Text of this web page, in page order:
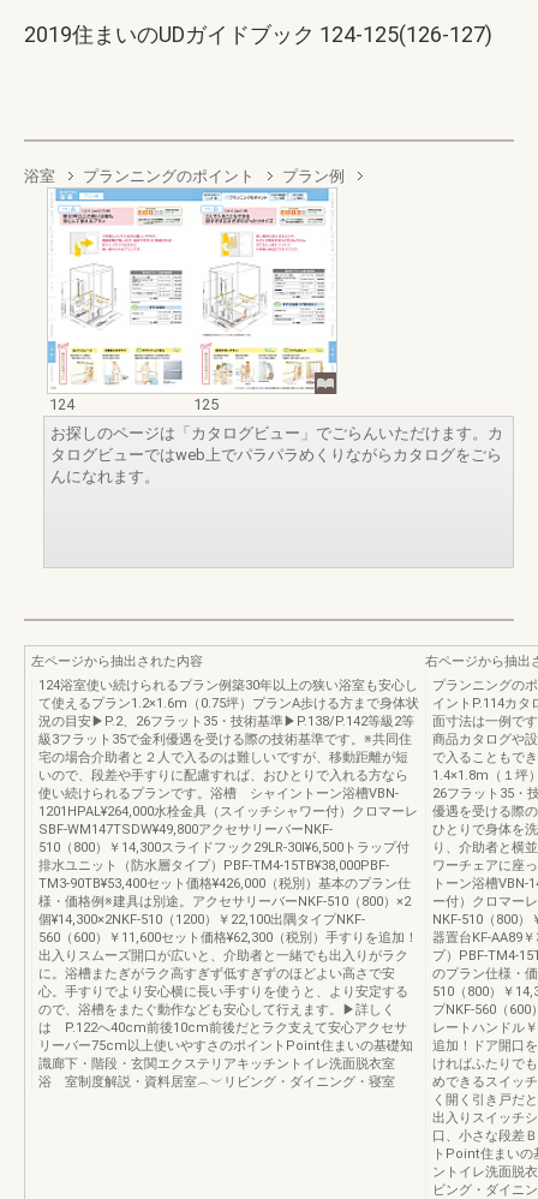
2019住まいのUDガイドブック 124-125(126-127)
浴室 プランニングのポイント プラン例
124
125
お探しのページは「カタログビュー」でごらんいただけます。カ
タログビューではweb上でパラパラめくりながらカタログをごら
んになれます。
左ページから抽出された内容
124浴室使い続けられるプラン例築30年以上の狭い浴室も安心し
て使えるプラン1.2×1.6m（0.75坪）プランA歩ける方まで身体状
況の目安▶P.2、26フラット35・技術基準▶P.138/P.142等級2等
級3フラット35で金利優遇を受ける際の技術基準です。※共同住
宅の場合介助者と２人で入るのは難しいですが、移動距離が短
いので、段差や手すりに配慮すれば、おひとりで入れる方なら
使い続けられるプランです。浴槽 シャイントーン浴槽VBN-
1201HPAL¥264,000水栓金具（スイッチシャワー付）クロマーレ
SBF-WM147TSDW¥49,800アクセサリーバーNKF-
510（800）￥14,300スライドフック29LR-30Ⅰ¥6,500トラップ付
排水ユニット（防水層タイプ）PBF-TM4-15TB¥38,000PBF-
TM3-90TB¥53,400セット価格¥426,000（税別）基本のプラン仕
様・価格例※建具は別途。アクセサリーバーNKF-510（800）×2
個¥14,300×2NKF-510（1200）￥22,100出隅タイプNKF-
560（600）￥11,600セット価格¥62,300（税別）手すりを追加！
出入りスムーズ開口が広いと、介助者と一緒でも出入りがラク
に。浴槽またぎがラク高すぎず低すぎずのほどよい高さで安
心。手すりでより安心横に長い手すりを使うと、より安定する
ので、浴槽をまたぐ動作なども安心して行えます。▶詳しく
は P.122へ40cm前後10cm前後だとラク支えて安心アクセサ
リーバー75cm以上使いやすさのポイントPoint住まいの基礎知
識廊下・階段・玄関エクステリアキッチントイレ洗面脱衣室
浴 室制度解説・資料居室︵︶リビング・ダイニング・寝室
右ページから抽出
プランニングの
イントP.114カ
面寸法は一例で
商品カタログや
で入ることもで
1.4×1.8m（１坪
26フラット35・
優遇を受ける際
ひとりで身体を
り、介助者と横
ワーチェアに座
トーン浴槽VBN-
ー付）クロマー
NKF-510（800）
器置台KF-AA89
プ）PBF-TM4-
のプラン仕様・
510（800）￥
プNKF-560（600
レートハンドル
追加！ドア開
ければふたりで
めできるスイッ
く開く引き戸だ
出入りスイッチ
口、小さな段差
トPoint住まいの
ントイレ洗面
ビング・ダイニ